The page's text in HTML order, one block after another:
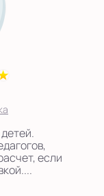
если